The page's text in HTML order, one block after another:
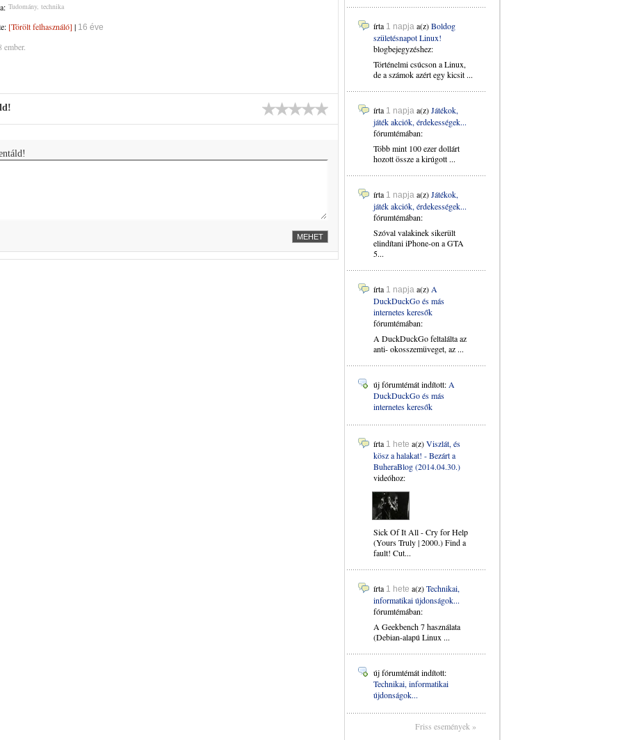
Tudomány, technika
[Törölt felhasználó] | 16 éve
ember.
írta 1 napja a(z)Boldog
születésnapot Linux!
blogbejegyzéshez:
Történelmi csúcson a Linux,
de a számok azért egy kicsit ...
írta 1 napja a(z)Játékok,
játék akciók, érdekességek...
fórumtémában:
Több mint 100 ezer dollárt
hozott össze a kirúgott ...
írta 1 napja a(z)Játékok,
játék akciók, érdekességek...
fórumtémában:
Szóval valakinek sikerült
elindítani iPhone-on a GTA
5...
írta 1 napja a(z) A
DuckDuckGo és más
internetes keresők
fórumtémában:
A DuckDuckGo feltalálta az
anti- okosszemüveget, az ...
új fórumtémát indított: A
DuckDuckGo és más
internetes keresők
írta 1 hete a(z)Viszlát, és
kösz a halakat! - Bezárt a
BuheraBlog (2014.04.30.)
videóhoz:
Sick Of It All - Cry for Help
(Yours Truly | 2000.) Find a
fault! Cut...
írta 1 hete a(z)Technikai,
informatikai újdonságok...
fórumtémában:
A Geekbench 7 használata
(Debian-alapú Linux ...
új fórumtémát indított:
Technikai, informatikai
újdonságok...
Friss események »